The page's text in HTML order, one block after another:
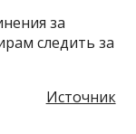
за
следить за
Источник